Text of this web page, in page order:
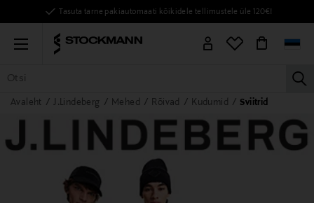
Tasuta tarne pakiautomaati kõikidele tellimustele üle 120€!
Menu
KÕIK TOOTED NAISED MEHED LAPSED KODU
Avaleht J.Lindeberg Mehed Rõivad Kudumid Sviitrid